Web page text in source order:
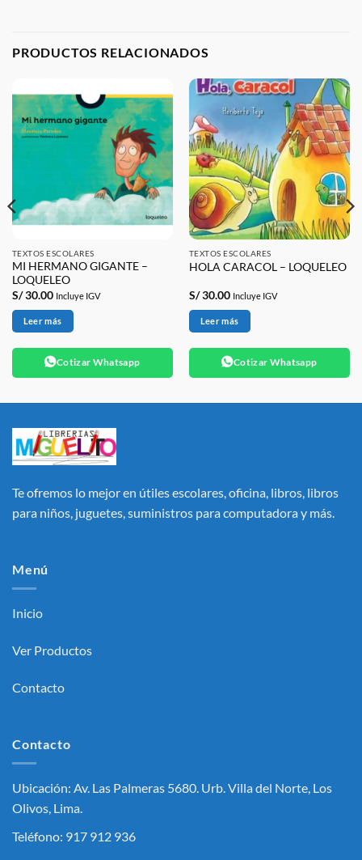
PRODUCTOS RELACIONADOS
TEXTOS ESCOLARES
MI HERMANO GIGANTE –
LOQUELEO
S/30.00 Incluye IGV
Leer más
Cotizar Whatsapp
TEXTOS ESCOLARES
HOLA CARACOL – LOQUELEO
S/30.00 Incluye IGV
Leer más
Cotizar Whatsapp
Te ofremos lo mejor en útiles escolares, oficina, libros, libros
para niños, juguetes, suministros para computadora y más.
Menú
Inicio
Ver Productos
Contacto
Contacto
Ubicación: Av. Las Palmeras 5680. Urb. Villa del Norte, Los
Olivos, Lima.
Teléfono: 917 912 936